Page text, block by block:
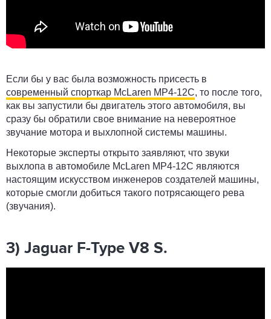
Если бы у вас была возможность присесть в
современный спорткар McLaren MP4-12C, то после того,
как вы запустили бы двигатель этого автомобиля, вы
сразу бы обратили свое внимание на невероятное
звучание мотора и выхлопной системы машины.
Некоторые эксперты открыто заявляют, что звуки
выхлопа в автомобиле McLaren MP4-12C являются
настоящим искусством инженеров создателей машины,
которые смогли добиться такого потрясающего рева
(звучания).
3) Jaguar F-Type V8 S.